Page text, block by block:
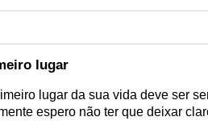
lugar
lugar da sua vida deve ser
espero não ter que deixar